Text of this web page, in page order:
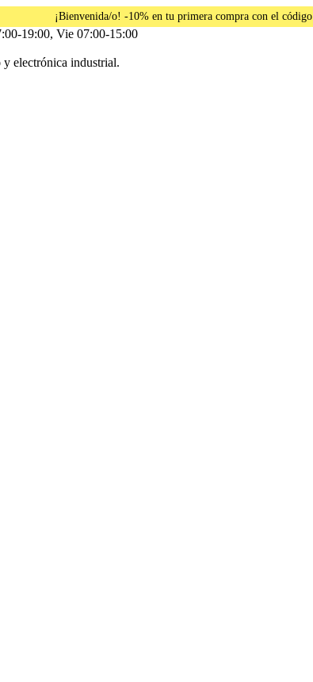
¡Bienvenida/o! -10% en tu primera compra con el código
19:00, Vie 07:00-15:00
electrónica industrial.